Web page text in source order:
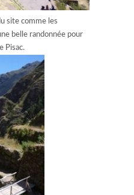
site comme les
belle randonnée pour
Pisac.